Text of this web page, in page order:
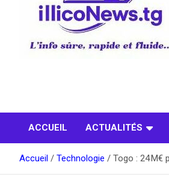
ACCUEIL ACTUALITÉS
Accueil Technologie Togo : 24 M€